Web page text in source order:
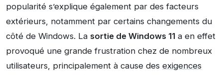
popularité s’explique également par des facteurs
extérieurs, notamment par certains changements du
côté de Windows. La sortie de Windows 11 a en effet
provoqué une grande frustration chez de nombreux
utilisateurs, principalement à cause des exigences